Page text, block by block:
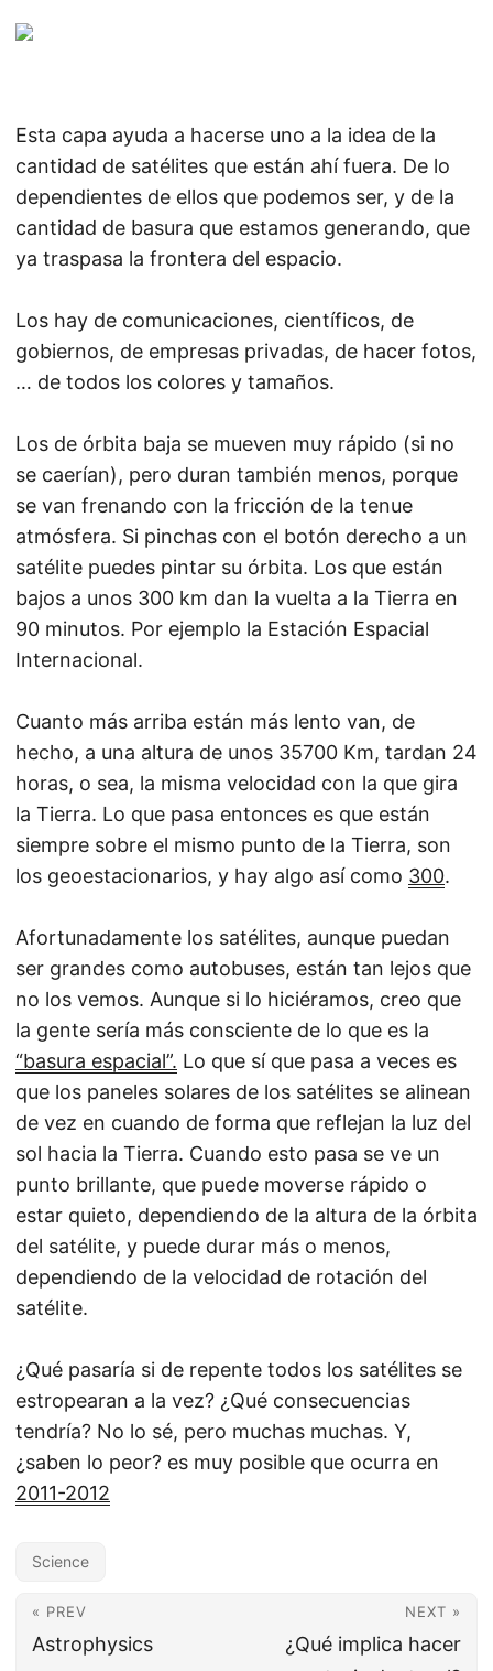
Esta capa ayuda a hacerse uno a la idea de la
cantidad de satélites que están ahí fuera. De lo
dependientes de ellos que podemos ser, y de la
cantidad de basura que estamos generando, que
ya traspasa la frontera del espacio.
Los hay de comunicaciones, científicos, de
gobiernos, de empresas privadas, de hacer fotos,
… de todos los colores y tamaños.
Los de órbita baja se mueven muy rápido (si no
se caerían), pero duran también menos, porque
se van frenando con la fricción de la tenue
atmósfera. Si pinchas con el botón derecho a un
satélite puedes pintar su órbita. Los que están
bajos a unos 300 km dan la vuelta a la Tierra en
90 minutos. Por ejemplo la Estación Espacial
Internacional.
Cuanto más arriba están más lento van, de
hecho, a una altura de unos 35700 Km, tardan 24
horas, o sea, la misma velocidad con la que gira
la Tierra. Lo que pasa entonces es que están
siempre sobre el mismo punto de la Tierra, son
los geoestacionarios, y hay algo así como 300.
Afortunadamente los satélites, aunque puedan
ser grandes como autobuses, están tan lejos que
no los vemos. Aunque si lo hiciéramos, creo que
la gente sería más consciente de lo que es la
“basura espacial”. Lo que sí que pasa a veces es
que los paneles solares de los satélites se alinean
de vez en cuando de forma que reflejan la luz del
sol hacia la Tierra. Cuando esto pasa se ve un
punto brillante, que puede moverse rápido o
estar quieto, dependiendo de la altura de la órbita
del satélite, y puede durar más o menos,
dependiendo de la velocidad de rotación del
satélite.
¿Qué pasaría si de repente todos los satélites se
estropearan a la vez? ¿Qué consecuencias
tendría? No lo sé, pero muchas muchas. Y,
¿saben lo peor? es muy posible que ocurra en
2011-2012
Science
« PREV
Astrophysics
NEXT »
¿Qué implica hacer